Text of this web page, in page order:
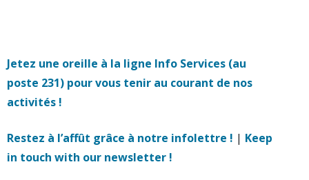
Jetez une oreille à la ligne Info Services (au
poste 231) pour vous tenir au courant de nos
activités !
Restez à l’affût grâce à notre infolettre ! | Keep
in touch with our newsletter !